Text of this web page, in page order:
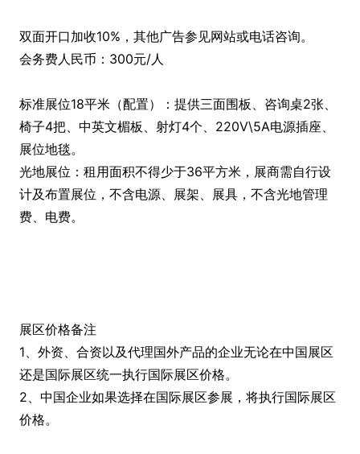
双面开口加收10%，其他广告参见网站或电话咨询。
会务费人民币：300元/人
标准展位18平米（配置）：提供三面围板、咨询桌2张、
椅子4把、中英文楣板、射灯4个、220V\5A电源插座、
展位地毯。
光地展位：租用面积不得少于36平方米，展商需自行设
计及布置展位，不含电源、展架、展具，不含光地管理
费、电费。
展区价格备注
1、外资、合资以及代理国外产品的企业无论在中国展区
还是国际展区统一执行国际展区价格。
2、中国企业如果选择在国际展区参展，将执行国际展区
价格。